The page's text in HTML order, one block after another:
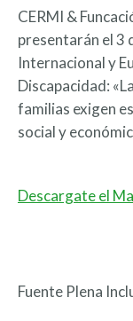
CERMI &
presentarán el 3
Internacional y
Discapacidad:
familias exigen
social y
Descargate el
Fuente Plena